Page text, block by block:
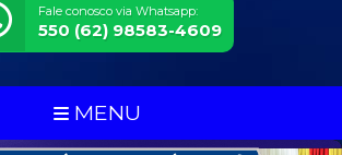
Fale conosco via Whatsapp:
550 (62) 98583-4609
MENU